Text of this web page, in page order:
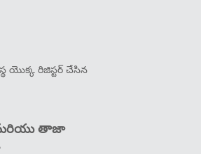
యొక్క రిజిస్టర్ చేసిన
మరియు తాజా